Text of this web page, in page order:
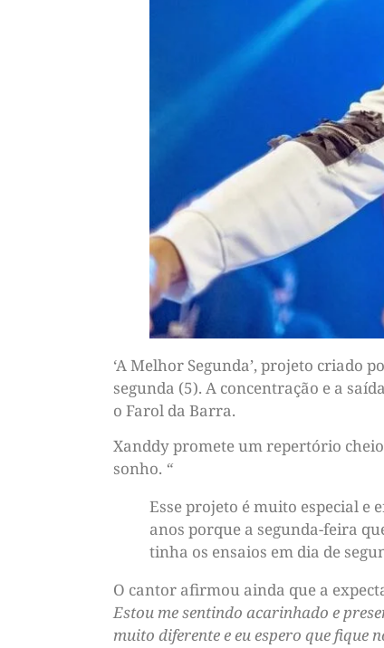
‘A Melhor Segunda’, projeto criado
segunda (5). A concentração e a
o Farol da Barra.
Xanddy promete um repertório
sonho. “
Esse projeto é muito especial e
anos porque a segunda-feira
tinha os ensaios em dia de
O cantor afirmou ainda que a
Estou me sentindo acarinhado e
muito diferente e eu espero que fique